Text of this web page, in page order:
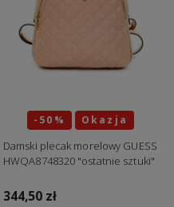
-50% Okazja
Damski plecak morelowy GUESS
HWQA8748320 "ostatnie sztuki"
344,50 zł